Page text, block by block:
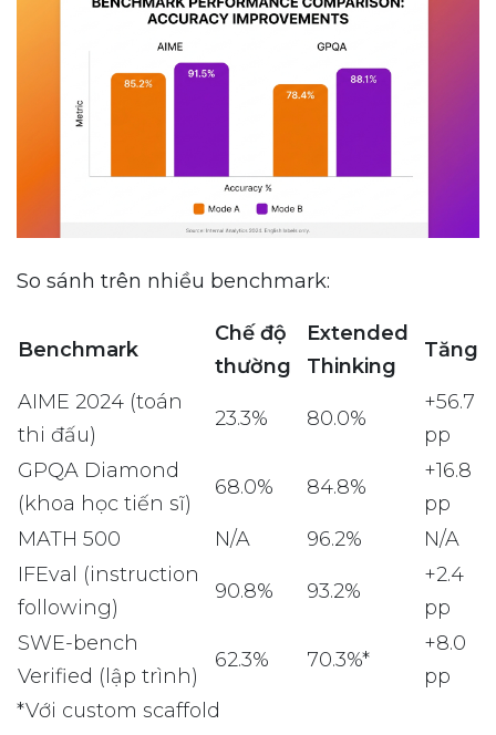
So sánh trên nhiều benchmark:
Benchmark
Chế độ
thường
Extended
Thinking
Tăng
AIME 2024 (toán
thi đấu)
23.3% 80.0%
+56.7
pp
GPQA Diamond
(khoa học tiến sĩ)
68.0% 84.8%
+16.8
pp
MATH 500
N/A 96.2%
N/A
IFEval (instruction
following)
90.8% 93.2%
+2.4
pp
SWE-bench
Verified (lập trình)
62.3% 70.3%*
+8.0
pp
*Với custom scaffold